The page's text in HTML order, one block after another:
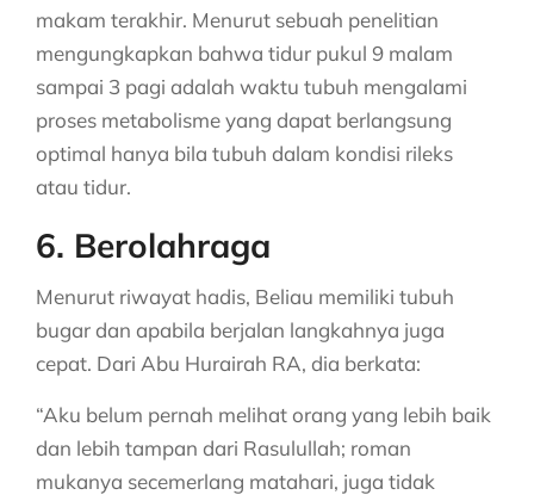
makam terakhir. Menurut sebuah penelitian
mengungkapkan bahwa tidur pukul 9 malam
sampai 3 pagi adalah waktu tubuh mengalami
proses metabolisme yang dapat berlangsung
optimal hanya bila tubuh dalam kondisi rileks
atau tidur.
6. Berolahraga
Menurut riwayat hadis, Beliau memiliki tubuh
bugar dan apabila berjalan langkahnya juga
cepat. Dari Abu Hurairah RA, dia berkata:
“Aku belum pernah melihat orang yang lebih baik
dan lebih tampan dari Rasulullah; roman
mukanya secemerlang matahari, juga tidak